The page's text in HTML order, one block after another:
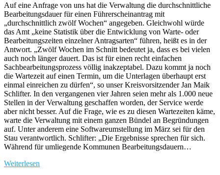
Auf eine Anfrage von uns hat die Verwaltung die durchschnittliche
Bearbeitungsdauer für einen Führerscheinantrag mit
„durchschnittlich zwölf Wochen“ angegeben. Gleichwohl würde
das Amt „keine Statistik über die Entwicklung von Warte- oder
Bearbeitungszeiten einzelner Antragsarten“ führen, heißt es in der
Antwort. „Zwölf Wochen im Schnitt bedeutet ja, dass es bei vielen
auch noch länger dauert. Das ist für einen recht einfachen
Sachbearbeitungsprozess völlig inakzeptabel. Dazu kommt ja noch
die Wartezeit auf einen Termin, um die Unterlagen überhaupt erst
einmal einreichen zu dürfen“, so unser Kreisvorsitzender Jan Maik
Schlifter. In den vergangenen vier Jahren seien mehr als 1.000 neue
Stellen in der Verwaltung geschaffen worden, der Service werde
aber nicht besser. Auf die Frage, wie es zu diesen Wartezeiten käme,
warte die Verwaltung mit einem ganzen Bündel an Begründungen
auf. Unter anderem eine Softwareumstellung im März sei für den
Stau verantwortlich. Schlifter: „Die Ergebnisse sprechen für sich.
Während für umliegende Kommunen Bearbeitungsdauern…
Weiterlesen